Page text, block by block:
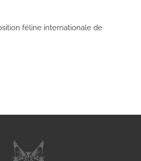
féline internationale de